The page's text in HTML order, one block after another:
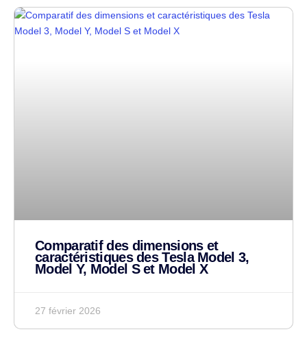
Comparatif des dimensions et
caractéristiques des Tesla Model 3,
Model Y, Model S et Model X
27 février 2026